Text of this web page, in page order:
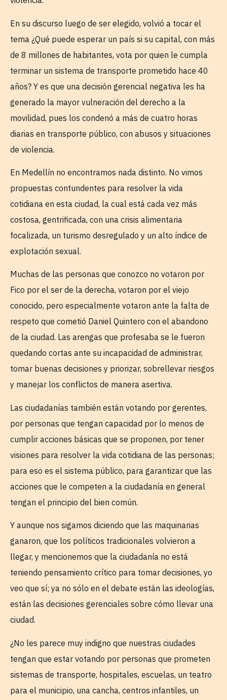
En su discurso luego de ser elegido, volvió a tocar el
tema ¿Qué puede esperar un país si su capital, con más
de 8 millones de habitantes, vota por quien le cumpla
terminar un sistema de transporte prometido hace 40
años? Y es que una decisión gerencial negativa les ha
generado la mayor vulneración del derecho a la
movilidad, pues los condenó a más de cuatro horas
diarias en transporte público, con abusos y situaciones
de violencia.
En Medellín no encontramos nada distinto. No vimos
propuestas contundentes para resolver la vida
cotidiana en esta ciudad, la cual está cada vez más
costosa, gentrificada, con una crisis alimentaria
focalizada, un turismo desregulado y un alto índice de
explotación sexual.
Muchas de las personas que conozco no votaron por
Fico por el ser de la derecha, votaron por el viejo
conocido, pero especialmente votaron ante la falta de
respeto que cometió Daniel Quintero con el abandono
de la ciudad. Las arengas que profesaba se le fueron
quedando cortas ante su incapacidad de administrar,
tomar buenas decisiones y priorizar, sobrellevar riesgos
y manejar los conflictos de manera asertiva.
Las ciudadanías también están votando por gerentes,
por personas que tengan capacidad por lo menos de
cumplir acciones básicas que se proponen, por tener
visiones para resolver la vida cotidiana de las personas;
para eso es el sistema público, para garantizar que las
acciones que le competen a la ciudadanía en general
tengan el principio del bien común.
Y aunque nos sigamos diciendo que las maquinarias
ganaron, que los políticos tradicionales volvieron a
llegar, y mencionemos que la ciudadanía no está
teniendo pensamiento crítico para tomar decisiones, yo
veo que sí; ya no sólo en el debate están las ideologías,
están las decisiones gerenciales sobre cómo llevar una
ciudad.
¿No les parece muy indigno que nuestras ciudades
tengan que estar votando por personas que prometen
sistemas de transporte, hospitales, escuelas, un teatro
para el municipio, una cancha, centros infantiles, un